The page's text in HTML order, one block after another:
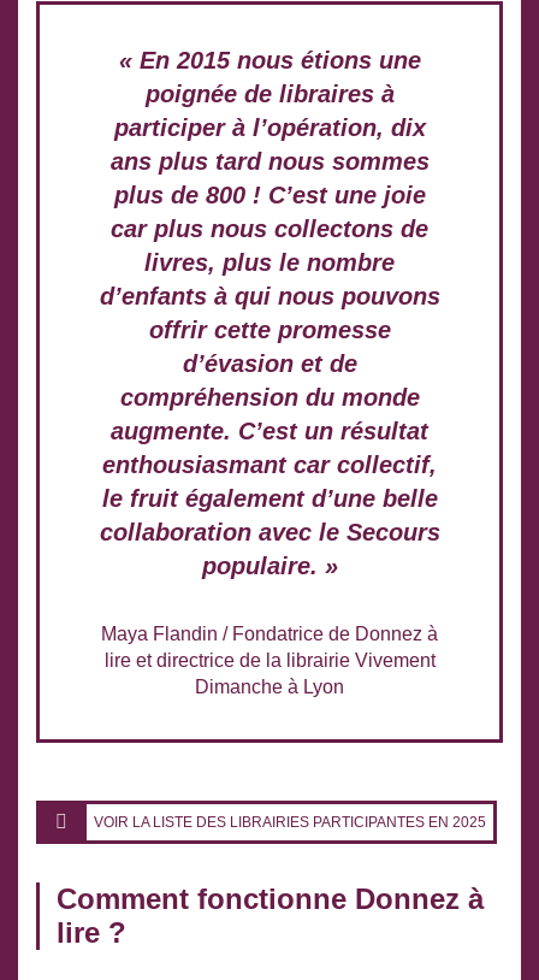
« En 2015 nous étions une
poignée de libraires à
participer à l’opération, dix
ans plus tard nous sommes
plus de 800 ! C’est une joie
car plus nous collectons de
livres, plus le nombre
d’enfants à qui nous pouvons
offrir cette promesse
d’évasion et de
compréhension du monde
augmente. C’est un résultat
enthousiasmant car collectif,
le fruit également d’une belle
collaboration avec le Secours
populaire. »
Maya Flandin / Fondatrice de Donnez à
lire et directrice de la librairie Vivement
Dimanche à Lyon
VOIR LA LISTE DES LIBRAIRIES PARTICIPANTES EN 2025
Comment fonctionne Donnez à
lire ?